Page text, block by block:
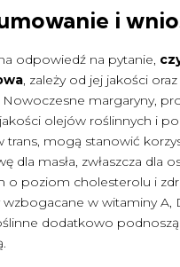
i
odpowiedź na pytanie,
, zależy od jej jakości
Nowoczesne margaryny,
olejów roślinnych i
trans, mogą stanowić
dla masła, zwłaszcza dla
o poziom cholesterolu i
w witaminy A,
dodatkowo